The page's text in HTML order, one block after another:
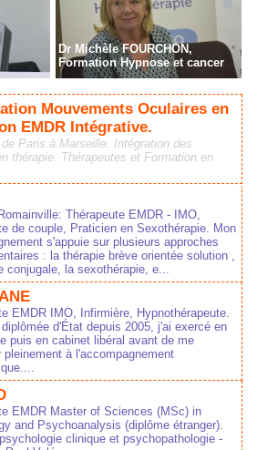
Dr Michèle FOURCHON,
Formation Hypnose et cancer
Mouvements Oculaires en
EMDR Intégrative.
Paris à Marseille. Intégration des
thérapie. Thérapeutes et Formation en
Thérapeute EMDR - IMO,
de couple, Praticien en Sexothérapie. Mon
s'appuie sur plusieurs approches
: la thérapie brève orientée solution ,
conjugale, la sexothérapie, e...
EMDR IMO, Infirmière, Hypnothérapeute.
diplômée d'État depuis 2005, j'ai exercé en
puis en cabinet libéral avant de me
pleinement à l'accompagnement
EMDR Master of Sciences (MSc) in
and Psychoanalysis (diplôme étranger).
clinique et psychopathologie -